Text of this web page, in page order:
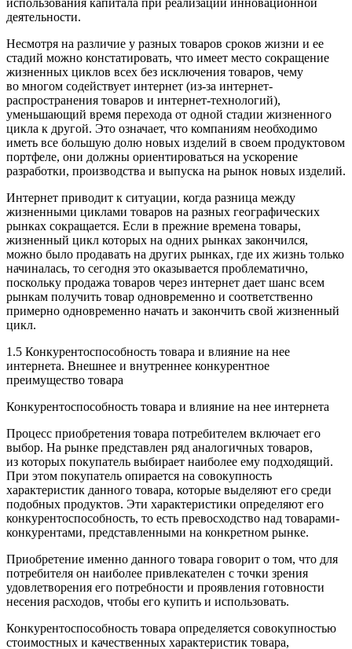
деятельности.
Несмотря на различие у разных товаров сроков жизни и ее
стадий можно констатировать, что имеет место сокращение
жизненных циклов всех без исключения товаров, чему
во многом содействует интернет (из-за интернет-
распространения товаров и интернет-технологий),
уменьшающий время перехода от одной стадии жизненного
цикла к другой. Это означает, что компаниям необходимо
иметь все большую долю новых изделий в своем продуктовом
портфеле, они должны ориентироваться на ускорение
разработки, производства и выпуска на рынок новых изделий.
Интернет приводит к ситуации, когда разница между
жизненными циклами товаров на разных географических
рынках сокращается. Если в прежние времена товары,
жизненный цикл которых на одних рынках закончился,
можно было продавать на других рынках, где их жизнь только
начиналась, то сегодня это оказывается проблематично,
поскольку продажа товаров через интернет дает шанс всем
рынкам получить товар одновременно и соответственно
примерно одновременно начать и закончить свой жизненный
цикл.
1.5 Конкурентоспособность товара и влияние на нее
интернета. Внешнее и внутреннее конкурентное
преимущество товара
Конкурентоспособность товара и влияние на нее интернета
Процесс приобретения товара потребителем включает его
выбор. На рынке представлен ряд аналогичных товаров,
из которых покупатель выбирает наиболее ему подходящий.
При этом покупатель опирается на совокупность
характеристик данного товара, которые выделяют его среди
подобных продуктов. Эти характеристики определяют его
конкурентоспособность, то есть превосходство над товарами-
конкурентами, представленными на конкретном рынке.
Приобретение именно данного товара говорит о том, что для
потребителя он наиболее привлекателен с точки зрения
удовлетворения его потребности и проявления готовности
несения расходов, чтобы его купить и использовать.
Конкурентоспособность товара определяется совокупностью
стоимостных и качественных характеристик товара,